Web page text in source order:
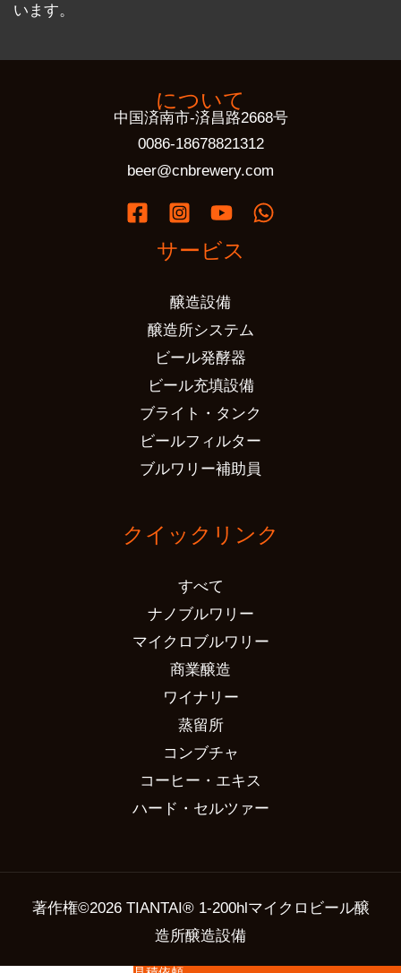
います。
について
中国済南市-済昌路2668号
0086-18678821312
beer@cnbrewery.com
サービス
醸造設備
醸造所システム
ビール発酵器
ビール充填設備
ブライト・タンク
ビールフィルター
ブルワリー補助員
クイックリンク
すべて
ナノブルワリー
マイクロブルワリー
商業醸造
ワイナリー
蒸留所
コンブチャ
コーヒー・エキス
ハード・セルツァー
著作権©2026 TIANTAI® 1-200hlマイクロビール醸
造所醸造設備